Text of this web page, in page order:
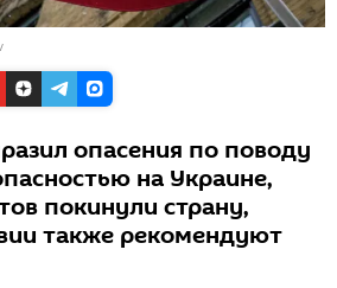
опасения по поводу
на Украине,
покинули страну,
также рекомендуют